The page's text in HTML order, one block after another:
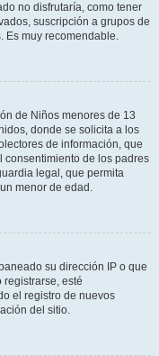
no disfrutaría, como tener
suscripción a grupos de
Es muy recomendable.
de Niños menores de 13
donde se solicita a los
de información, que
consentimiento de los padres
legal, que permita
menor de edad.
su dirección IP o que
esté
el registro de nuevos
del sitio.